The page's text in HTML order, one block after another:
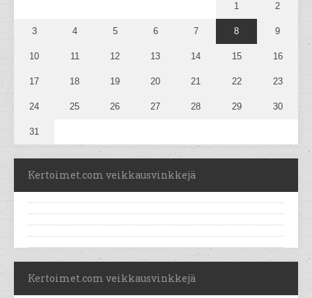
1 2
3 4 5 6 7 8 9
10 11 12 13 14 15 16
17 18 19 20 21 22 23
24 25 26 27 28 29 30
31
Kertoimet.com veikkausvinkkejä
Kertoimet.com veikkausvinkkejä